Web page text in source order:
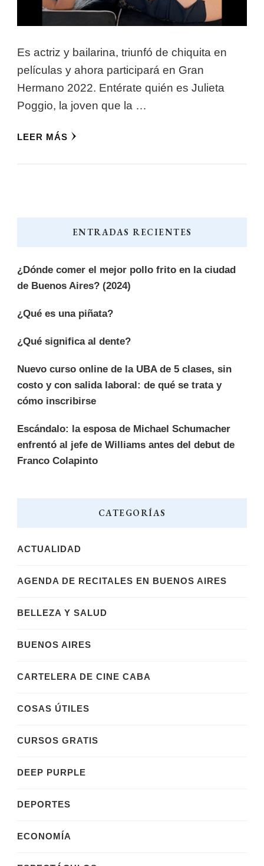
Es actriz y bailarina, triunfó de chiquita en
películas y ahora participará en Gran
Hermano 2022. Entérate quién es Julieta
Poggio, la joven que la …
LEER MÁS
ENTRADAS RECIENTES
¿Dónde comer el mejor pollo frito en la ciudad
de Buenos Aires? (2024)
¿Qué es una piñata?
¿Qué significa al dente?
Nuevo curso online de la UBA de 5 clases, sin
costo y con salida laboral: de qué se trata y
cómo inscribirse
Escándalo: la esposa de Michael Schumacher
enfrentó al jefe de Williams antes del debut de
Franco Colapinto
CATEGORÍAS
ACTUALIDAD
AGENDA DE RECITALES EN BUENOS AIRES
BELLEZA Y SALUD
BUENOS AIRES
CARTELERA DE CINE CABA
COSAS ÚTILES
CURSOS GRATIS
DEEP PURPLE
DEPORTES
ECONOMÍA